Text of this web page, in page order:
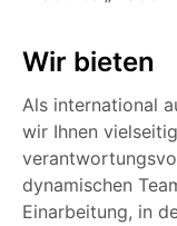
Wir bieten
Als international
wir Ihnen
dynamischen
Einarbeitung, in